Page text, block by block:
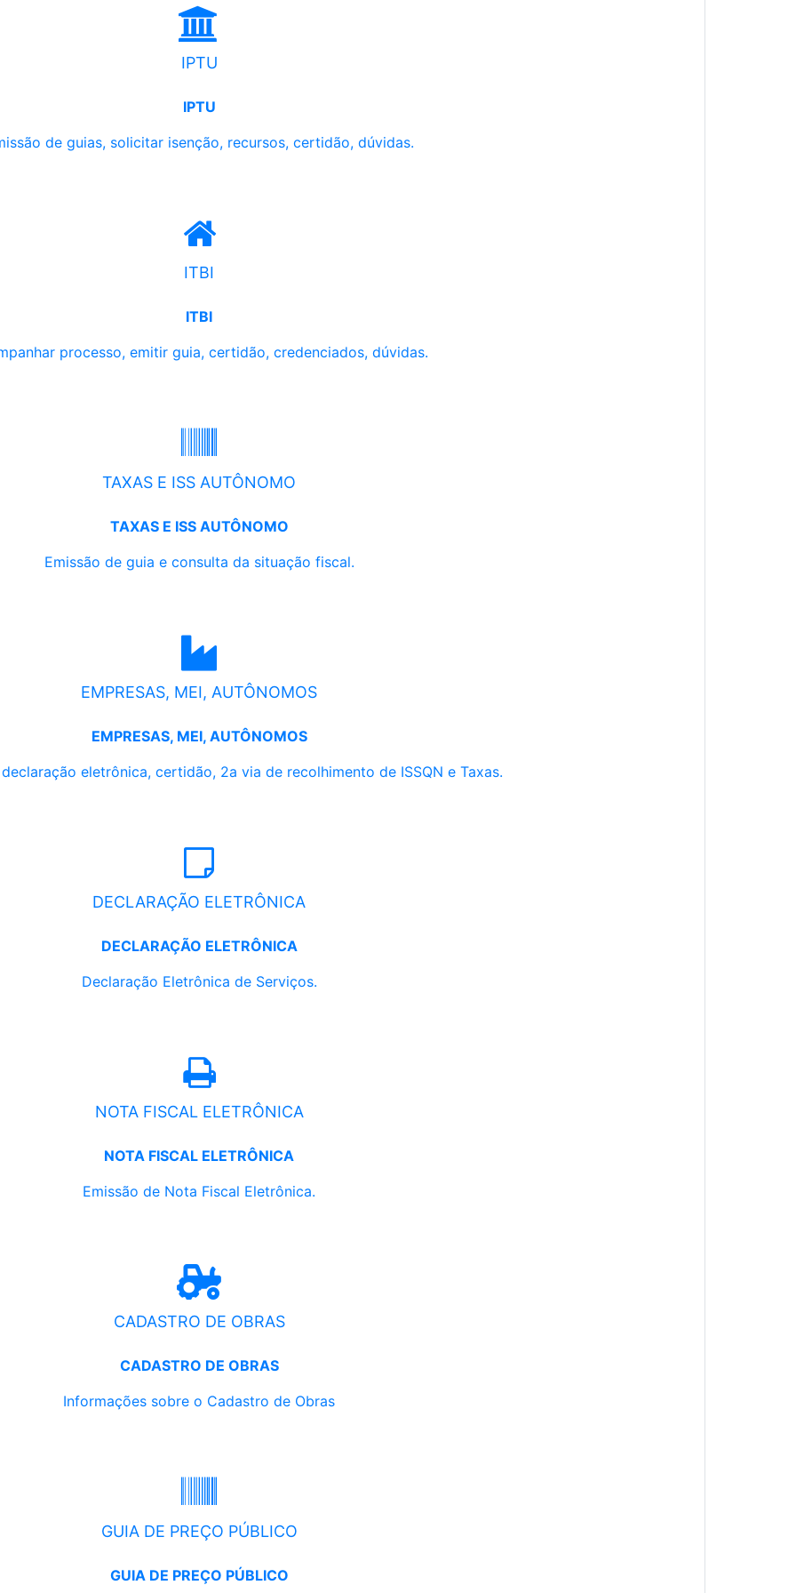
IPTU
IPTU
de guias, solicitar isenção, recursos, certidão, dúvidas.
ITBI
ITBI
processo, emitir guia, certidão, credenciados, dúvidas.
TAXAS E ISS AUTÔNOMO
TAXAS E ISS AUTÔNOMO
Emissão de guia e consulta da situação fiscal.
EMPRESAS, MEI, AUTÔNOMOS
EMPRESAS, MEI, AUTÔNOMOS
eletrônica, certidão, 2a via de recolhimento de ISSQN e Taxas.
DECLARAÇÃO ELETRÔNICA
DECLARAÇÃO ELETRÔNICA
Declaração Eletrônica de Serviços.
NOTA FISCAL ELETRÔNICA
NOTA FISCAL ELETRÔNICA
Emissão de Nota Fiscal Eletrônica.
CADASTRO DE OBRAS
CADASTRO DE OBRAS
Informações sobre o Cadastro de Obras
GUIA DE PREÇO PÚBLICO
GUIA DE PREÇO PÚBLICO